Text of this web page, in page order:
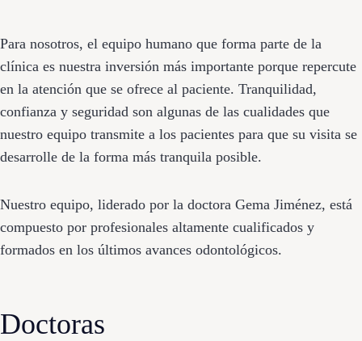
Para nosotros, el equipo humano que forma parte de la
clínica es nuestra inversión más importante porque repercute
en la atención que se ofrece al paciente. Tranquilidad,
confianza y seguridad son algunas de las cualidades que
nuestro equipo transmite a los pacientes para que su visita se
desarrolle de la forma más tranquila posible.
Nuestro equipo, liderado por la doctora Gema Jiménez, está
compuesto por profesionales altamente cualificados y
formados en los últimos avances odontológicos.
Doctoras